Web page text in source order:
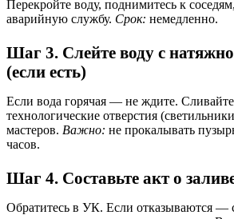
Перекройте воду, поднимитесь к
аварийную службу. Срок: немедленно.
Шаг 3. Слейте воду с
(если есть)
Если вода горячая — не ждите. Сливайте
технологические отверстия
мастеров. Важно: не прокалывать
часов.
Шаг 4. Составьте акт о
Обратитесь в УК. Если отказываются —